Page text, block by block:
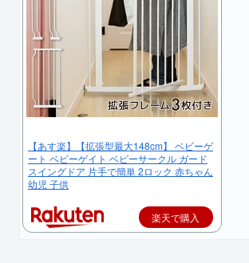
【あす楽】【拡張型最大148cm】 ベビーゲ
ート ベビーゲイト ベビーサークル ガード
スイングドア 片手で簡単 2ロック 赤ちゃん
幼児 子供
楽天で購入